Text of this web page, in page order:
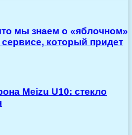
мы знаем о «яблочном»
который придет
Meizu U10: стекло